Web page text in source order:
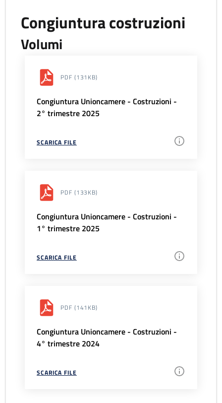
Congiuntura costruzioni
Volumi
PDF (131KB)
Congiuntura Unioncamere - Costruzioni -
2° trimestre 2025
SCARICA FILE
PDF (133KB)
Congiuntura Unioncamere - Costruzioni -
1° trimestre 2025
SCARICA FILE
PDF (141KB)
Congiuntura Unioncamere - Costruzioni -
4° trimestre 2024
SCARICA FILE